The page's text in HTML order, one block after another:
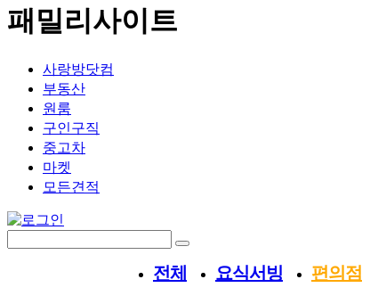
패밀리사이트
사랑방닷컴
부동산
원룸
구인구직
중고차
마켓
모든견적
전체 요식서빙 편의점